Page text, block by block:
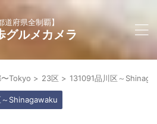
道府県全制覇】
グルメカメラ
Tokyo > 23区 > 131091品川区～
Shinagawaku